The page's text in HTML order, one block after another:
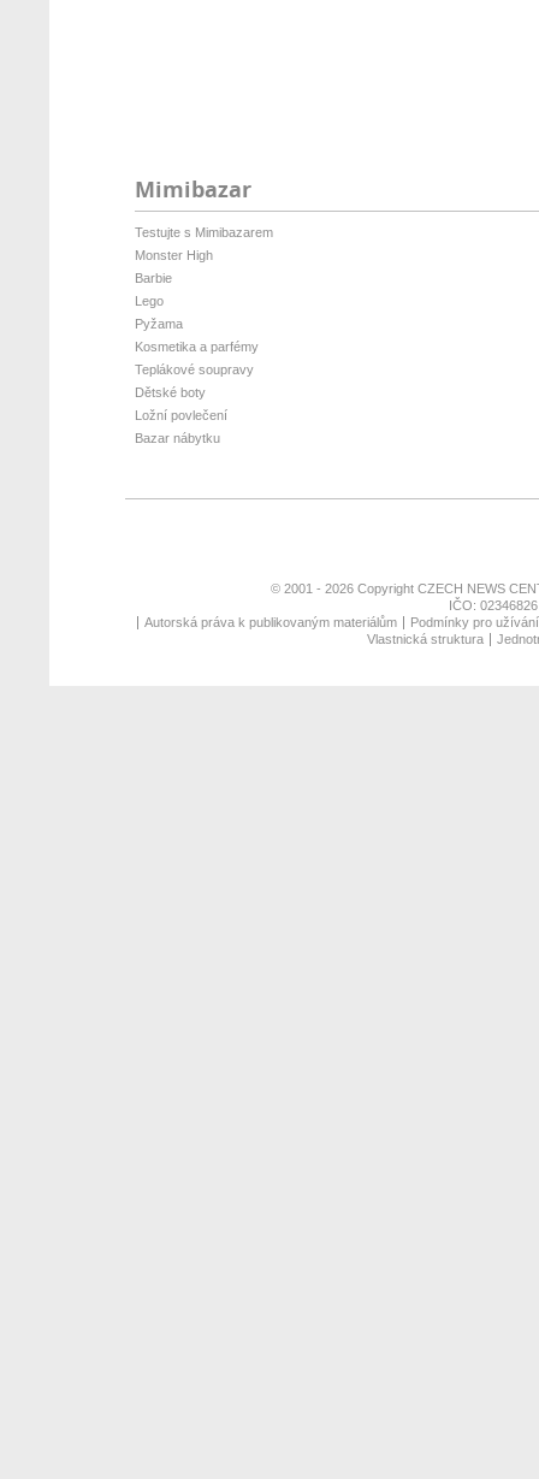
Mimibazar
Testujte s Mimibazarem
Monster High
Barbie
Lego
Pyžama
Kosmetika a parfémy
Teplákové soupravy
Dětské boty
Ložní povlečení
Bazar nábytku
© 2001 - 2026 Copyright CZECH NEWS
IČO:
Autorská práva k publikovaným materiálům
Podmínky pro
Vlastnická struktura